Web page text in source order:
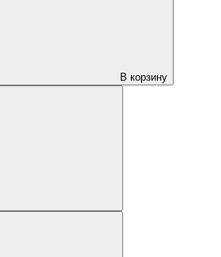
В корзину